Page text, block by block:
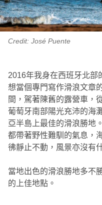
Credit: José Puente
2016年我身在西班牙北部
想當個專門寫作滑浪文章
間，駕著陳舊的露營車，
葡萄牙南部陽光充沛的海
亞半島上最佳的滑浪勝地
都帶著野性難馴的氣息，
彿靜止不動，風景亦沒有
當地出色的滑浪勝地多不
的上佳地點。